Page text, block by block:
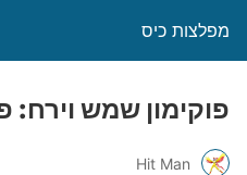
מפלצות כיס
פוקימון שמש וירח:
Hit Man